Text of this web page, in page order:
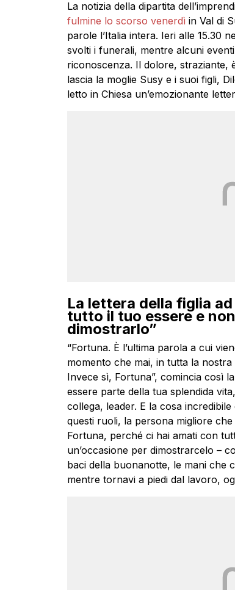
La notizia della dipartita
fulmine lo scorso venerdìin Val di
parole l’Italia intera. Ieri alle 15.30
svolti i funerali, mentre alcuni
riconoscenza. Il dolore, straziante,
lascia la moglie Susy e i suoi figli,
letto in Chiesa un’emozionante
La lettera della figlia
tutto il tuo essere e
dimostrarlo”
“Fortuna. È l’ultima parola a cui
momento che mai, in tutta la
Invece sì, Fortuna”, comincia così
essere parte della tua splendida
collega, leader. E la cosa
questi ruoli, la persona migliore
Fortuna, perché ci hai amati con
un’occasione per dimostrarcelo –
baci della buonanotte, le mani che
mentre tornavi a piedi dal lavoro,